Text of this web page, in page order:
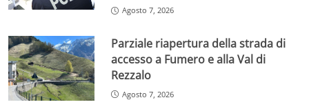
Agosto 7, 2026
Parziale riapertura della strada di
accesso a Fumero e alla Val di
Rezzalo
Agosto 7, 2026